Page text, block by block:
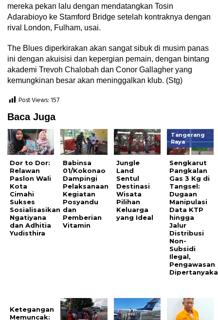
mereka pekan lalu dengan mendatangkan Tosin
Adarabioyo ke Stamford Bridge setelah kontraknya dengan
rival London, Fulham, usai.
The Blues diperkirakan akan sangat sibuk di musim panas
ini dengan akuisisi dan kepergian pemain, dengan bintang
akademi Trevoh Chalobah dan Conor Gallagher yang
kemungkinan besar akan meninggalkan klub. (Stg)
Post Views: 157
Baca Juga
Dor to Dor:
Relawan
Paslon Wali
Kota
Cimahi
Sukses
Sosialisasikan
Ngatiyana
dan Adhitia
Yudisthira
Babinsa
01/Kokonao
Dampingi
Pelaksanaan
Kegiatan
Posyandu
dan
Pemberian
Vitamin
Jungle
Land
Sentul
Destinasi
Wisata
Pilihan
Keluarga
yang Ideal
Tangerang
Raya
Sengkarut
Pangkalan
Gas 3 Kg di
Tangsel:
Dugaan
Manipulasi
Data KTP
hingga
Jalur
Distribusi
Non-
Subsidi
Ilegal,
Pengawasan
Ketegangan
Memuncak: